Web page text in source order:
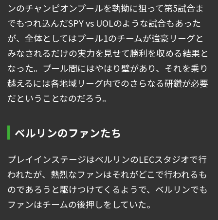
ンのチャンピオンプールを執拗に狙って第5試合ま
でもつれ込んだSPY vs UOLのような試合もあった
が、全体としてはプール1のチームが強豪リーグと
みなされるだけの実力を見せて勝利を収める結果と
なった。プール間にはやはり壁があり、それを乗り
越えるには各地域リーグ内でのさらなる研鑽が必要
だということなのだろう。
ベルリンのファンたち
プレイインステージはベルリンのLECスタジオで行
われたが、熱烈なファンはそれがどこで行われるも
のであろうと駆けつけてくるようで、ベルリンでも
ファンはチームの後押しをしていた。